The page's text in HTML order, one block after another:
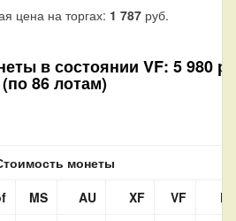
цена на торгах: 1 787руб.
в состоянии VF: 5 980
(по 86 лотам)
монеты
MS AU XF VF
F